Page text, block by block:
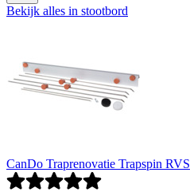
Bekijk alles in stootbord
CanDo Traprenovatie Trapspin RVS